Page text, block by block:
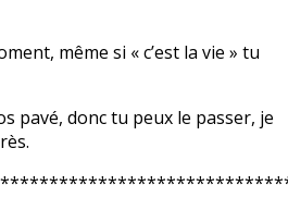
même si « c’est la vie » tu
pavé, donc tu peux le passer, je